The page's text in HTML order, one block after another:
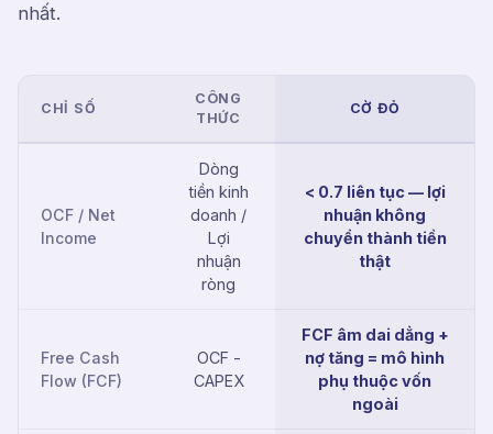
nhất.
CHỈ SỐ
CÔNG
THỨC
CỜ ĐỎ
OCF / Net
Income
Dòng
tiền kinh
doanh /
Lợi
nhuận
ròng
< 0.7 liên tục — lợi
nhuận không
chuyển thành tiền
thật
Free Cash
Flow (FCF)
OCF -
CAPEX
FCF âm dai dẳng +
nợ tăng = mô hình
phụ thuộc vốn
ngoài